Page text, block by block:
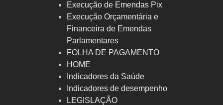
Execução de Emendas Pix
Execução Orçamentária e
Financeira de Emendas
Parlamentares
FOLHA DE PAGAMENTO
HOME
Indicadores da Saúde
Indicadores de desempenho
LEGISLAÇÃO